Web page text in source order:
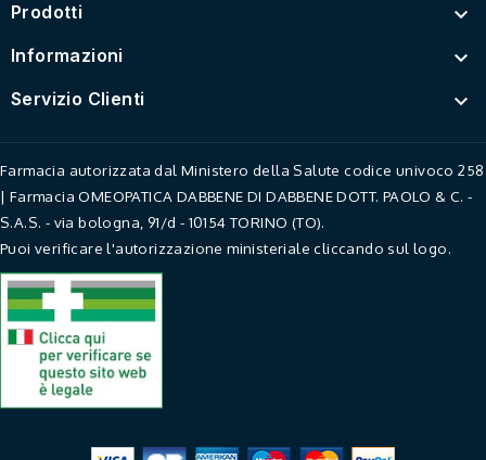
Prodotti 
Informazioni 
Servizio Clienti 
Farmacia autorizzata dal Ministero della Salute codice univoco 258
| Farmacia OMEOPATICA DABBENE DI DABBENE DOTT. PAOLO & C. -
S.A.S. - via bologna, 91/d - 10154 TORINO (TO).
Puoi verificare l'autorizzazione ministeriale cliccando sul logo.